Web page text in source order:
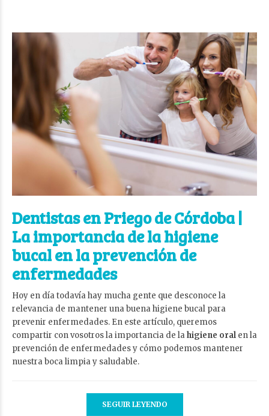
Dentistas en Priego de Córdoba |
La importancia de la higiene
bucal en la prevención de
enfermedades
Hoy en día todavía hay mucha gente que desconoce la
relevancia de mantener una buena higiene bucal para
prevenir enfermedades. En este artículo, queremos
compartir con vosotros la importancia de lahigiene oral en la
prevención de enfermedades y cómo podemos mantener
nuestra boca limpia y saludable.
SEGUIR LEYENDO